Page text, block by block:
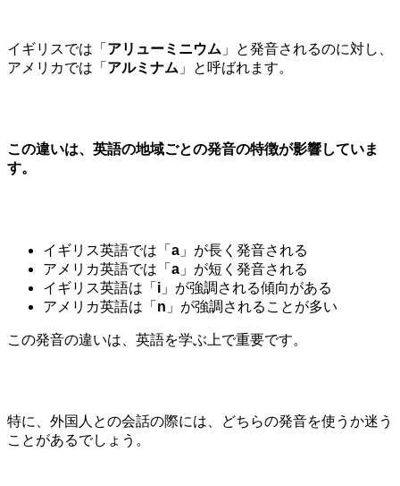
イギリスでは「 アリューミニウム 」と発音されるのに対し、
アメリカでは「 アルミナム 」と呼ばれます。
この違いは、英語の地域ごとの発音の特徴が影響していま
す。
イギリス英語では「 a 」が長く発音される
アメリカ英語では「 a 」が短く発音される
イギリス英語は「 i 」が強調される傾向がある
アメリカ英語は「 n 」が強調されることが多い
この発音の違いは、英語を学ぶ上で重要です。
特に、外国人との会話の際には、どちらの発音を使うか迷う
ことがあるでしょう。